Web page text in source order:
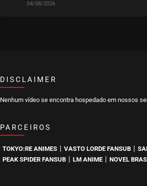
04/08/2026
DISCLAIMER
Nenhum vídeo se encontra hospedado em nossos
PARCEIROS
TOKYO:RE ANIMES VASTO LORDE FANSUB
PEAK SPIDER FANSUB LM ANIME NOVEL